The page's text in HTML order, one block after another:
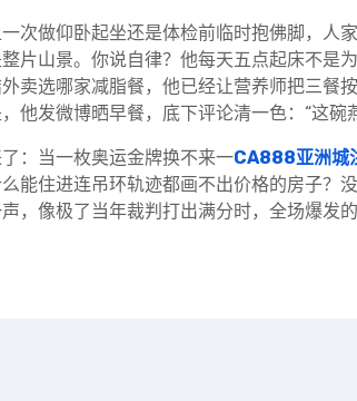
次做仰卧起坐还是体检前临时抱佛脚，人
片山景。你说自律？他每天五点起床不是
卖选哪家减脂餐，他已经让营养师把三餐
他发微博晒早餐，底下评论清一色：“这碗
：当一枚奥运金牌换不来一CA888亚洲城
能住进连吊环轨迹都画不出价格的房子？
，像极了当年裁判打出满分时，全场爆发的